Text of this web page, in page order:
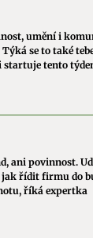
umění i
se to také
startuje tento
ani povinnost.
jak řídit firmu do
říká expertka